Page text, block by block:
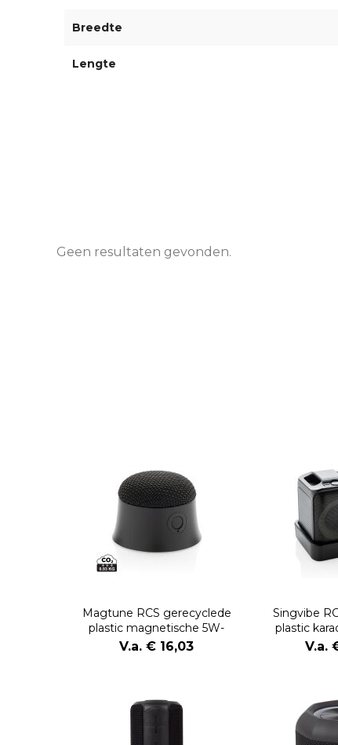
Breedte
Lengte
Geen resultaten gevonden.
Magtune RCS gerecyclede
plastic magnetische 5W-
luidspreker
V.a. € 16,03
Singvibe
plastic
V.a.